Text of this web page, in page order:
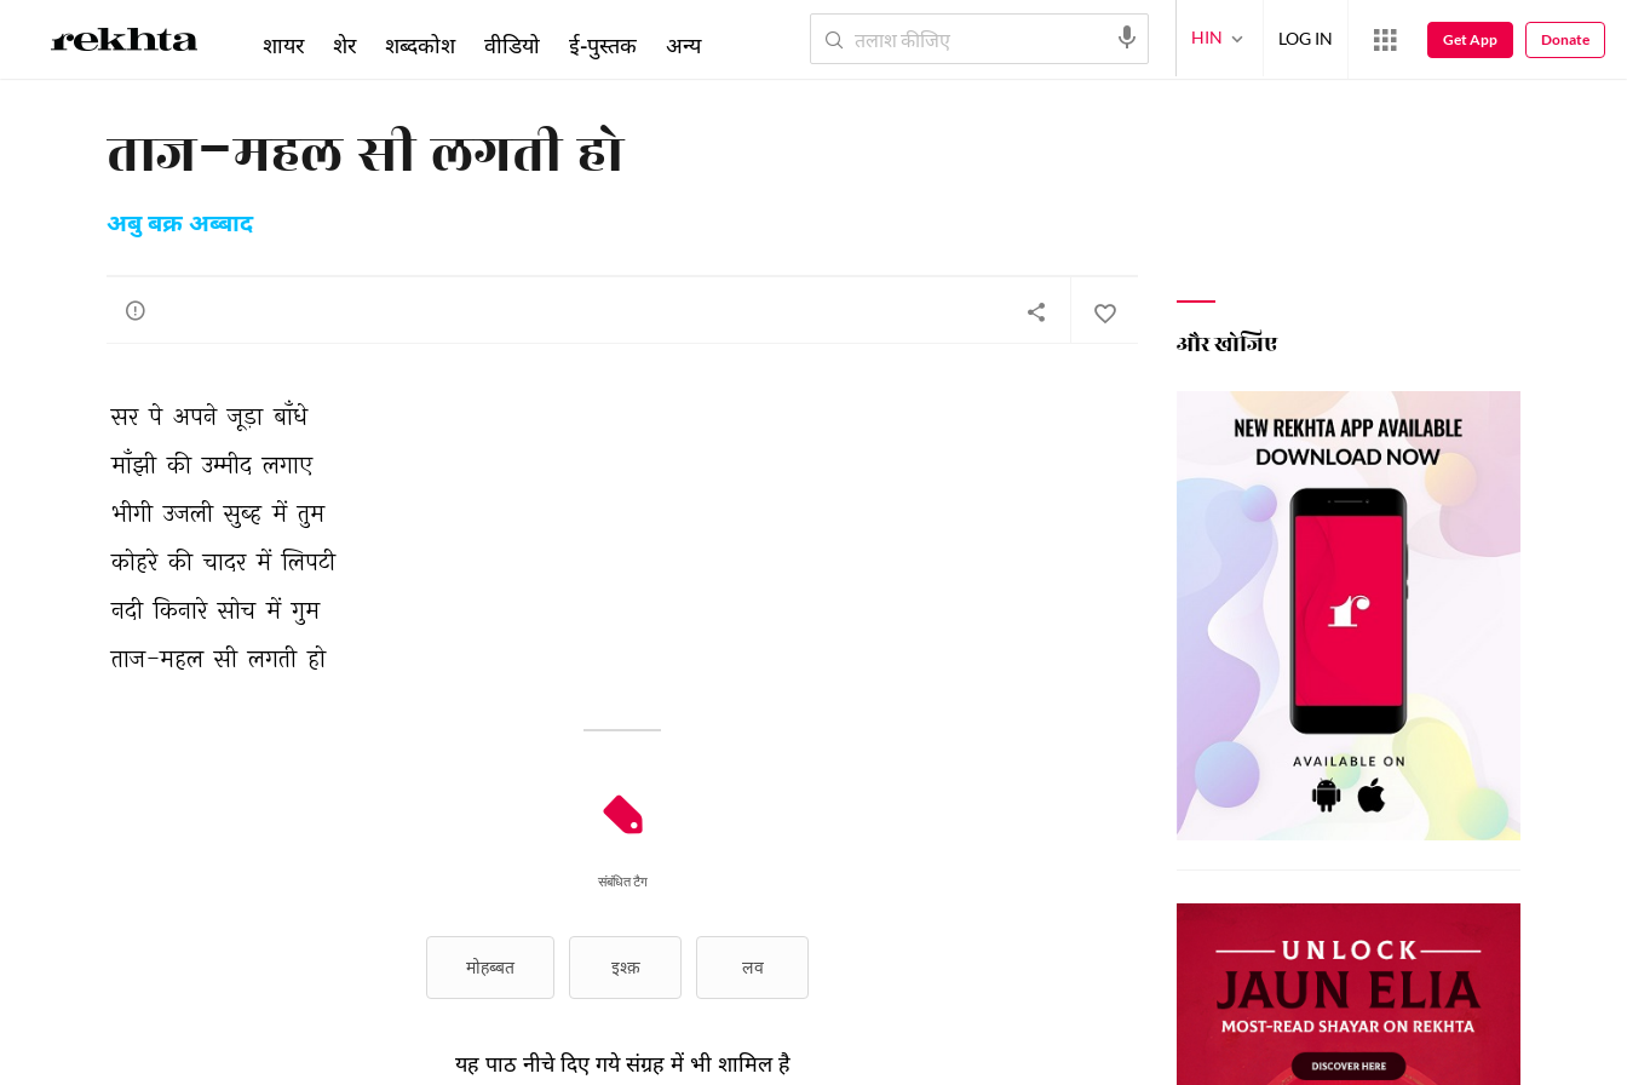
ताज-महल सी लगती हो
अबु बक्र अब्बाद
सर पे अपने जूड़ा बाँधे
माँझी की उम्मीद लगाए
भीगी उजली सुब्ह में तुम
कोहरे की चादर में लिपटी
नदी किनारे सोच में गुम
ताज-महल सी लगती हो
संबंधित टैग
मोहब्बत इश्क़ लव
यह पाठ नीचे दिए गये संग्रह में भी शामिल है
और खोजिए
शायर शेर शब्दकोश वीडियो ई-पुस्तक अन्य HIN LOG IN Get App Donate